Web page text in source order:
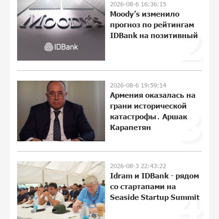
В мобильном приложении Юнибанка
теперь можно зарегистрироваться
также с помощью imID
10:13:18 3-08-2026
21:09:53 31-07-2026
ЕАЭС со временем будет расширяться.
Когда-нибудь это поймёт и рядовой
Если Израиль использует тему
Геноцида армян против Эрдогана, то
что для него значит сам Геноцид?
2
2026-08-6 16:36:15
Moody’s изменило
прогноз по рейтингам
IDBank на позитивный
3
2026-08-6 19:59:14
Армения оказалась на
грани исторической
катастрофы․ Аршак
Карапетян
4
2026-08-3 22:43:22
Idram и IDBank - рядом
со стартапами на
Seaside Startup Summit